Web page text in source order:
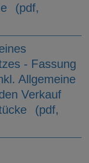
(pdf,
- Fassung
Allgemeine
Verkauf
(pdf,